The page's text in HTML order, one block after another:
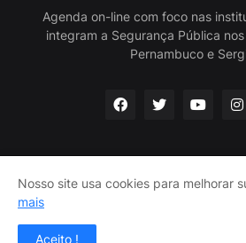
Agenda on-line com foco nas
integram a Segurança Pública
Pernambuco e
Home Sobre Nós Política
Nosso site usa cookies para melhorar
mais
Aceito !